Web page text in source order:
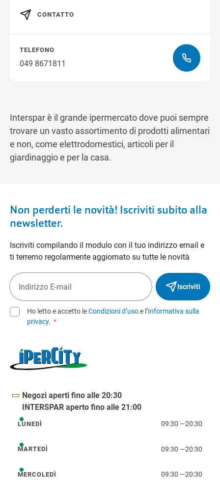
Interspar è il grande ipermercato dove puoi sempre
trovare un vasto assortimento di prodotti alimentari
e non, come elettrodomestici, articoli per il
giardinaggio e per la casa.
CONTATTO
TELEFONO
049 8671811
Non perderti le novità! Iscriviti subito alla
newsletter.
Iscriviti compilando il modulo con il tuo indirizzo email e
ti terremo regolarmente aggiornato su tutte le novità
Iscriviti
Ho letto e accetto leCondizioni d’usoe l’Informativa sulla
privacy. *
Negozi aperti fino alle 20:30
INTERSPAR aperto fino alle 21:00
lunedì
LUNEDÌ 09:30 —20:30
martedì
MARTEDÌ 09:30 —20:30
mercoledì
MERCOLEDÌ 09:30 —20:30